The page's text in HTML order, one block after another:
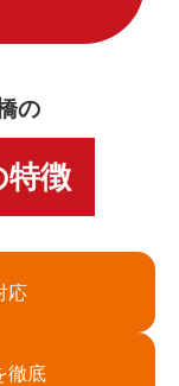
の
特徴
応
徹底